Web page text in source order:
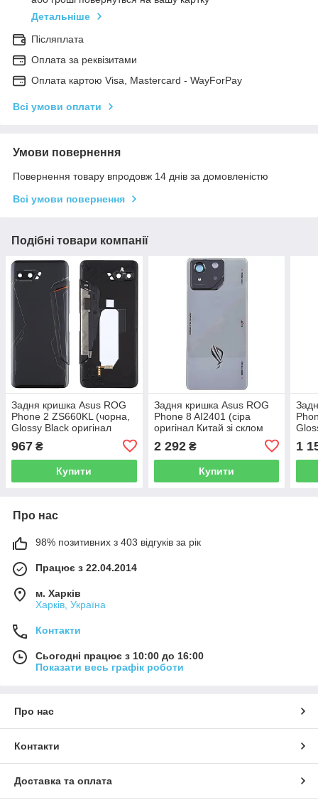
Детальніше
Післяплата
Оплата за реквізитами
Оплата картою Visa, Mastercard - WayForPay
Всі умови оплати
Умови повернення
Повернення товару впродовж 14 днів за домовленістю
Всі умови повернення
Подібні товари компанії
Задня кришка Asus ROG
Phone 2 ZS660KL (чорна,
Glossy Black оригінал
967 ₴
Купити
Задня кришка Asus ROG
Phone 8 AI2401 (сіра
оригінал Китай зі склом
2 292₴
Купити
1
Про нас
98% позитивних з 403 відгуків за рік
Працює з 22.04.2014
м. Харків
Харків, Україна
Контакти
Сьогодні працює з 10:00 до 16:00
Показати весь графік роботи
Про нас
Контакти
Доставка та оплата